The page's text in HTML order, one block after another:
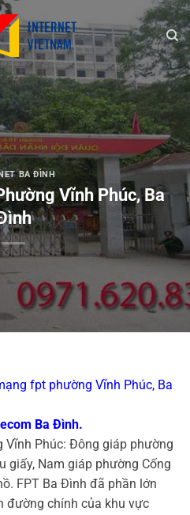
BA ĐÌNH
Vĩnh Phúc, Ba
fpt phường Vĩnh Phúc, Ba
Ba Đình.
Phúc: Đông giáp phường
giấy, Nam giáp phường Cống
FPT Ba Đình đã phần lớn
đường chính của khu vực